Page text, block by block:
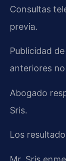
Consultas
previa.
Publicidad
anteriores
Abogado
Sris.
Los